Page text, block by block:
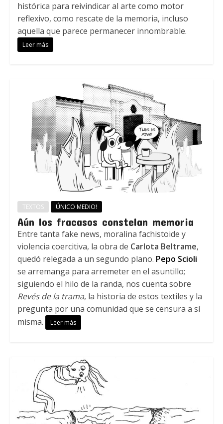
histórica para reivindicar al arte como motor
reflexivo, como rescate de la memoria, incluso
aquella que parece permanecer innombrable.
Leer más
TEXTOS ÚNICO MEDIO!
Aún los fracasos constelan memoria
Entre tanta fake news, moralina fachistoide y
violencia coercitiva, la obra de Carlota Beltrame,
quedó relegada a un segundo plano. Pepo Scioli
se arremanga para arremeter en el asuntillo;
siguiendo el hilo de la randa, nos cuenta sobre
Revés de la trama, la historia de estos textiles y la
pregunta por una comunidad que se censura a sí
misma.
Leer más